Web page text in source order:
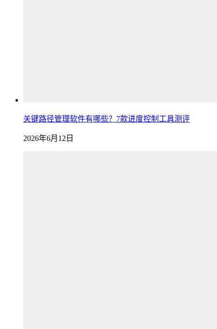
关键路径管理软件有哪些？7款进度控制工具测评
2026年6月12日